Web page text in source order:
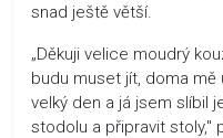
snad ještě větší.
„Děkuji velice moudrý
budu muset jít, doma mě
velký den a já jsem slíbil
stodolu a připravit stoly,"